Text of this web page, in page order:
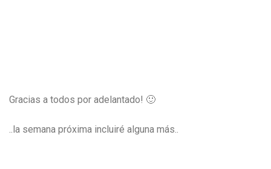
Gracias a todos por adelantado! 🙂
..la semana próxima incluiré alguna más..